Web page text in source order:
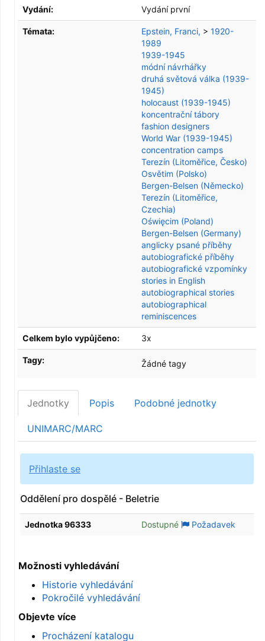
Vydání: Vydání první
Témata: Epstein, Franci, > 1920-
1989
1939-1945
módní návrhářky
druhá světová válka (1939-
1945)
holocaust (1939-1945)
koncentrační tábory
fashion designers
World War (1939-1945)
concentration camps
Terezín (Litoměřice, Česko)
Osvětim (Polsko)
Bergen-Belsen (Německo)
Terezín (Litoměřice,
Czechia)
Oświęcim (Poland)
Bergen-Belsen (Germany)
anglicky psané příběhy
autobiografické příběhy
autobiografické vzpomínky
stories in English
autobiographical stories
autobiographical
reminiscences
Celkem bylo vypůjčeno: 3x
Tagy: Žádné tagy
Jednotky Popis Podobné jednotky
UNIMARC/MARC
Přihlaste se
Oddělení pro dospělé - Beletrie
Jednotka 96333 Dostupné Požadavek
Možnosti vyhledávání
Historie vyhledávání
Pokročilé vyhledávání
Objevte více
Procházení katalogu